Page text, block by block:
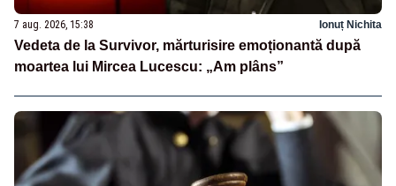
7 aug. 2026, 15:38 Ionuț Nichita
Vedeta de la Survivor, mărturisire emoționantă după
moartea lui Mircea Lucescu: „Am plâns”